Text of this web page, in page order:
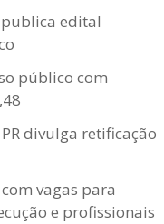
edital
público com
divulga retificação
vagas para
e profissionais